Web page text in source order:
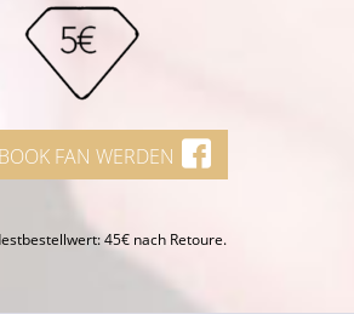
FAN WERDEN
45€ nach Retoure.